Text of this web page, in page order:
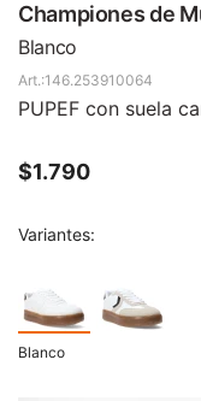
Championes de
Blanco
146.253910064
PUPEF con suela
$1.790
Variantes:
Blanco